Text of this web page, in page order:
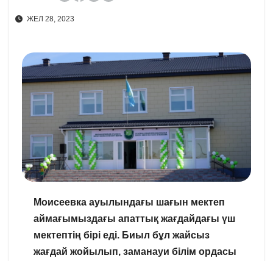
ЖЕЛ 28, 2023
Моисеевка ауылындағы шағын мектеп
аймағымыздағы апаттық жағдайдағы үш
мектептің бірі еді. Биыл бұл жайсыз
жағдай жойылып, заманауи білім ордасы